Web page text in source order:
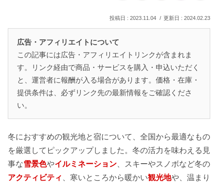
2023.11.04 2024.02.23
広告・アフィリエイトについて
この記事には広告・アフィリエイトリンクが含まれま
す。リンク経由で商品・サービスを購入・申込いただく
と、運営者に報酬が入る場合があります。価格・在庫・
提供条件は、必ずリンク先の最新情報をご確認くださ
い。
冬におすすめの観光地と宿について、全国から最適なもの
を厳選してピックアップしました。冬の活力を味わえる見
事な雪景色やイルミネーション 、スキーやスノボなど冬の
アクティビティ
、寒いところから暖かい観光地や、温まり